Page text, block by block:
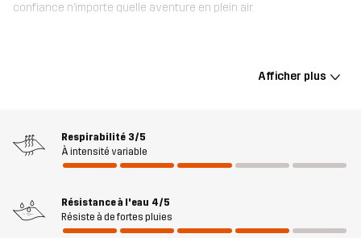
confiance n’importe quelle aventure en plein air.
Matériau 2 100% Polyester
Face arrière du
matériau 2
100% Polyester
Afficher plus
Respirabilité 3/5
À intensité variable
Résistance à l'eau 4/5
Résiste à de fortes pluies